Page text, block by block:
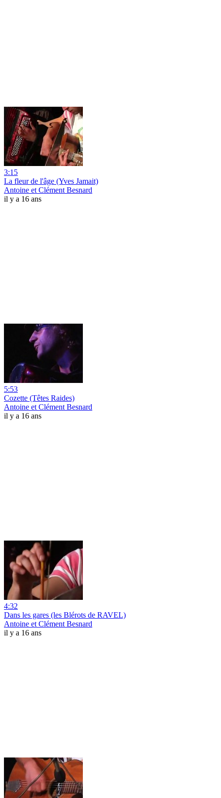
3:15
La fleur de l'âge (Yves Jamait)
Antoine et Clément Besnard
il y a 16 ans
5:53
Cozette (Têtes Raides)
Antoine et Clément Besnard
il y a 16 ans
4:32
Dans les gares (les Blérots de RAVEL)
Antoine et Clément Besnard
il y a 16 ans